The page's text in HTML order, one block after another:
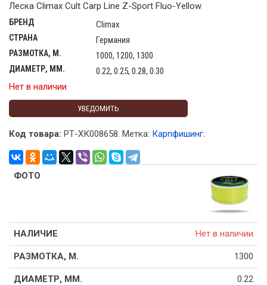
Леска Climax Cult Carp Line Z-Sport Fluo-Yellow
БРЕНД Climax
СТРАНА Германия
РАЗМОТКА, М. 1000, 1200, 1300
ДИАМЕТР, ММ.
0.22, 0.25, 0.28, 0.30
Нет в наличии
УВЕДОМИТЬ
Код товара: РТ-ХК008658. Метка: Карпфишинг.
Нет в наличии
1300
0.22